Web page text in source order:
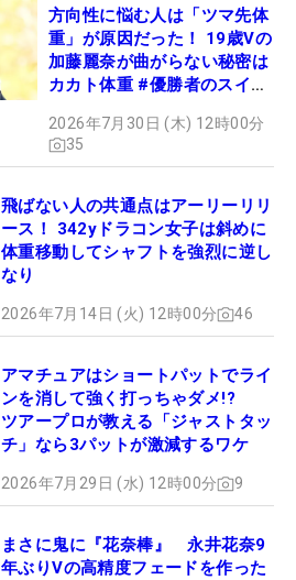
方向性に悩む人は「ツマ先体
重」が原因だった！ 19歳Vの
加藤麗奈が曲がらない秘密は
カカト体重 #優勝者のスイン
2026年7月30日 (木) 12時00分
35
飛ばない人の共通点はアーリーリリ
ース！ 342yドラコン女子は斜めに
体重移動してシャフトを強烈に逆し
なり
2026年7月14日 (火) 12時00分 46
アマチュアはショートパットでライ
ンを消して強く打っちゃダメ!?
ツアープロが教える「ジャストタッ
チ」なら3パットが激減するワケ
2026年7月29日 (水) 12時00分 9
まさに鬼に『花奈棒』 永井花奈9
年ぶりVの高精度フェードを作った